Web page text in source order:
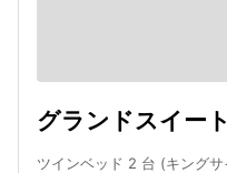
グランドスイート
ツインベッド 2 台 (キング